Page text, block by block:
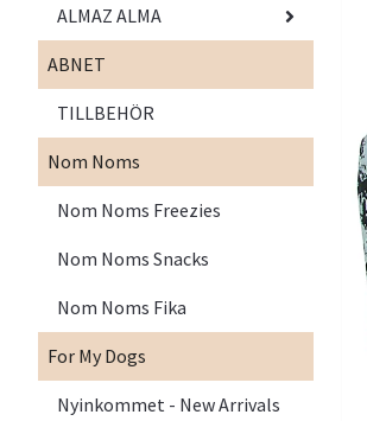
ALMAZ ALMA
ABNET
TILLBEHÖR
Nom Noms
Nom Noms Freezies
Nom Noms Snacks
Nom Noms Fika
For My Dogs
Nyinkommet - New Arrivals